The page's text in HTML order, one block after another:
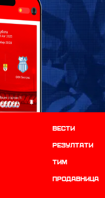
Вести
резултати
ТИМ
продавница